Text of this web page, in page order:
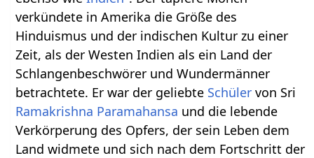
verkündete in Amerika die Größe des
Hinduismus und der indischen Kultur zu einer
Zeit, als der Westen Indien als ein Land der
Schlangenbeschwörer und Wundermänner
betrachtete. Er war der geliebte Schüler von Sri
Ramakrishna Paramahansa und die lebende
Verkörperung des Opfers, der sein Leben dem
Land widmete und sich nach dem Fortschritt der